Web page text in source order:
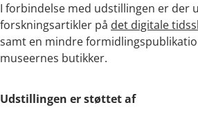
I forbindelse med udstillingen er der
forskningsartikler på det digitale
samt en mindre
museernes butikker.
Udstillingen er støttet af